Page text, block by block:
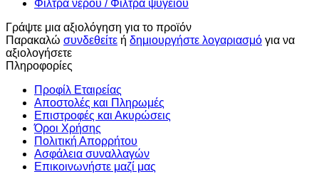
Φίλτρα νερού / Φίλτρα ψυγείου
Γράψτε μια αξιολόγηση για το προϊόν
Παρακαλώ συνδεθείτε ή δημιουργήστε λογαριασμό για να
αξιολογήσετε
Πληροφορίες
Προφίλ Εταιρείας
Αποστολές και Πληρωμές
Επιστροφές και Ακυρώσεις
Όροι Χρήσης
Πολιτική Απορρήτου
Ασφάλεια συναλλαγών
Επικοινωνήστε μαζί μας